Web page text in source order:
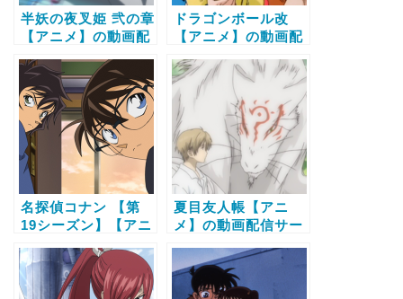
半妖の夜叉姫 弐の章
【アニメ】の動画配
料で全話視聴する方
法
ドラゴンボール改
【アニメ】の動画配
料で全話視聴する方
法
名探偵コナン 【第
19シーズン】【アニ
ビス比較と無料で全
話視聴する方法
夏目友人帳【アニ
メ】の動画配信サー
話視聴する方法